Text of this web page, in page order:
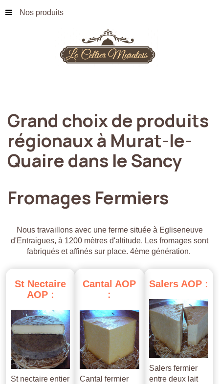
Nos produits
Grand choixde produits
régionauxà Murat-le-
Quairedans leSancy
Fromages Fermiers
Nous travaillons avec une ferme située à Egliseneuve
d'Entraigues, à 1200 mètres d'altitude. Les fromages sont
fabriqués et affinés sur place. 4ème génération.
St Nectaire
AOP :
St nectaire entier
Cantal AOP
:
Cantal fermier
Salers AOP :
Salers fermier
entre deux lait